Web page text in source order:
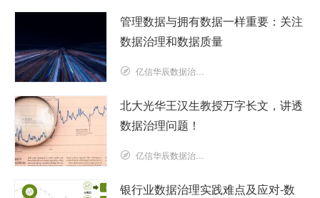
管理数据与拥有数据一样重要：关注
数据治理和数据质量
亿信华辰数据治理研究院
北大光华王汉生教授万字长文，讲透
数据治理问题！
亿信华辰数据治理研究院
银行业数据治理实践难点及应对-数